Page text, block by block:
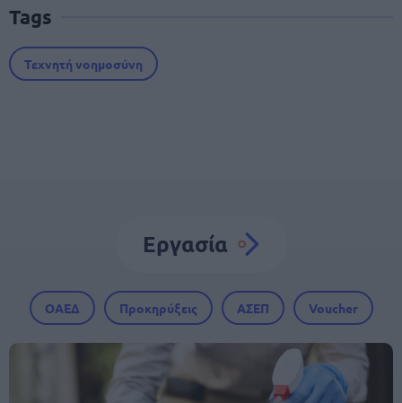
Tags
Τεχνητή νοημοσύνη
Εργασία
ΟΑΕΔ Προκηρύξεις ΑΣΕΠ Voucher